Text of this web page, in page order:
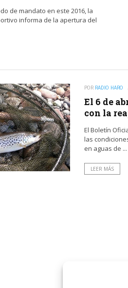
de mandato en este 2016, la
informa de la apertura del
POR RADIO HARO
El 6 de
con la
El Boletín
las
en aguas de ...
LEER MÁS